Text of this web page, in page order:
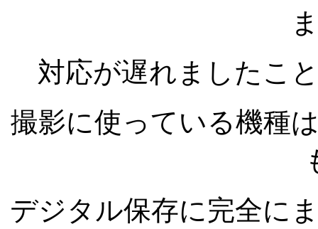
対応が遅れましたこ
撮影に使っている機種
デジタル保存に完全に